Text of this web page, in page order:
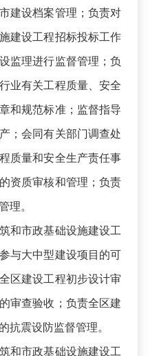
建设档案管理；负责对
建设工程招标投标工作
监理进行监督管理；负
业有关工程质量、安全
和规范标准；监督指导
；会同有关部门调查处
质量和安全生产责任事
资质审核和管理；负责
理。
市政基础设施建设工
与大中型建设项目的可
区建设工程初步设计审
审查验收；负责全区建
抗震设防监督管理。
市政基础设施建设工